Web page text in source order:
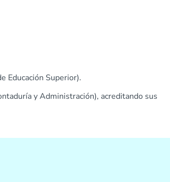
Educación Superior).
y Administración), acreditando sus